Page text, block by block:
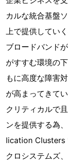
カルな統合基盤
上で提供してい
ブロードバンド
がすすむ環境の
もに高度な障害
が高まってきて
クリティカルで
ンを提供する為
lication Clusters
クロシステムズ